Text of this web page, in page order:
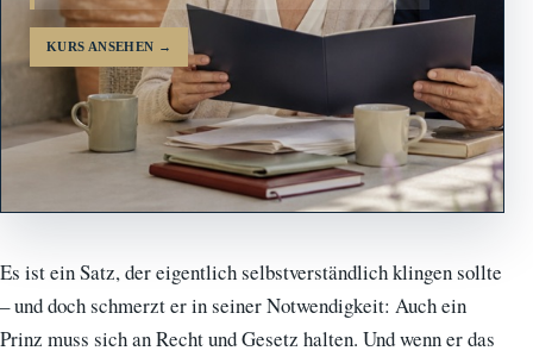
KURS ANSEHEN →
Es ist ein Satz, der eigentlich selbstverständlich klingen sollte
– und doch schmerzt er in seiner Notwendigkeit: Auch ein
Prinz muss sich an Recht und Gesetz halten. Und wenn er das